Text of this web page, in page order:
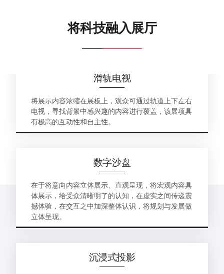
将科技融入展厅
滑轨电视
将展示内容浓缩在展板上，观众可通过轨道上下左右
电视，寻找背景中感兴趣的内容进行覆盖，该展项具
有极高的互动性和自主性。
数字沙盘
在于将意向内容立体展示、直观呈现，将宏观内容具
体展示，给受众清晰明了的认知，在虚实之间传递震
撼体验，在交互之中加深整体认识，将规划与发展做
立体呈现。
沉浸式投影